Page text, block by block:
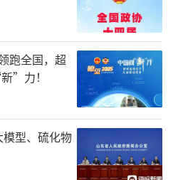
分配到山东中医药大学
济南铁路中心医院工作。
终实现。
王显明代表山东入选卫
“中国走中西医结合道
的全国三年制脱产西
合研修班”，每个省份
跑全国，超
”力！
型、硫化物